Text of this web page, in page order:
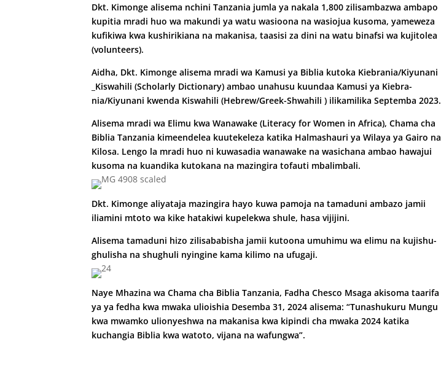
Dkt. Kimonge alisema nchini Tanzania jumla ya nakala 1,800 zilisambazwa ambapo
kupitia mradi huo wa makundi ya watu wasioona na wasiojua kusoma, ya­meweza
kufikiwa kwa kushirikiana na makanisa, taasisi za dini na watu binafsi wa kujitolea
(volunteers).
Aidha, Dkt. Kimonge alisema mradi wa Kamusi ya Biblia kutoka Kiebrania/Kiyunani
_Kiswahili (Scholarly Dictionary) ambao una­husu kuundaa Kamusi ya Kiebra­
nia/Kiyunani kwenda Kiswahili (Hebrew/Greek-Shwahili ) ilikami­lika Septemba 2023.
Alisema mradi wa Elimu kwa Wanawake (Literacy for Women in Africa), Chama cha
Biblia Tanzania kimeendelea kuutekeleza katika Halmashauri ya Wilaya ya Gairo na
Kilosa. Lengo la mradi huo ni ku­wasadia wanawake na wasichana ambao hawajui
kusoma na kuan­dika kutokana na mazingira tofauti mbalimbali.
Dkt. Kimonge aliyataja mazingira hayo kuwa pamoja na tamaduni ambazo jamii
iliamini mtoto wa kike hatakiwi kupele­kwa shule, hasa vijijini.
Alisema tamaduni hizo zilisababisha jamii kutoona umuhimu wa elimu na kujishu­
ghulisha na shughuli nyingine kama kilimo na ufugaji.
Naye Mhazina wa Chama cha Biblia Tanzania, Fadha Chesco Msaga akisoma taarifa
ya ya fedha kwa mwaka ulioishia Desemba 31, 2024 alisema: “Tunashukuru Mun­gu
kwa mwamko ulionyeshwa na makanisa kwa kipindi cha mwaka 2024 katika
kuchangia Biblia kwa watoto, vijana na wafungwa”.